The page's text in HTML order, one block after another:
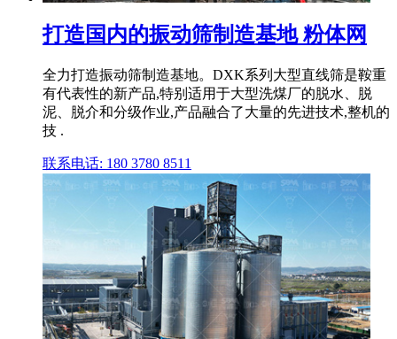
打造国内的振动筛制造基地 粉体网
全力打造振动筛制造基地。DXK系列大型直线筛是鞍重
有代表性的新产品,特别适用于大型洗煤厂的脱水、脱
泥、脱介和分级作业,产品融合了大量的先进技术,整机的
技 .
联系电话: 180 3780 8511